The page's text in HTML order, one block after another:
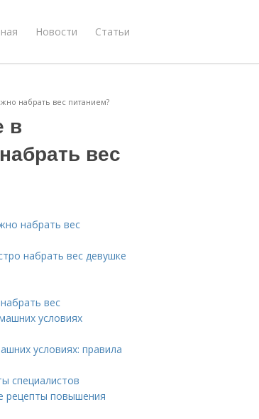
Новости Статьи
набрать вес питанием?
в
вес
набрать вес
набрать вес девушке
вес
условиях
условиях: правила
специалистов
рецепты повышения